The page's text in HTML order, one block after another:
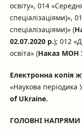
освіту», 014
спеціалізаціями)»,
спеціалізаціями)» (
02.07.2020 р.); 012
освіта» (Наказ МОН
Електронна копія
«Наукова періодика
of Ukraine.
ГОЛОВНІ НАПРЯМИ